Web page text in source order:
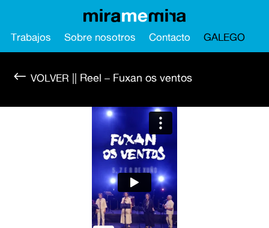
Trabajos Sobre nosotros Contacto GALEGO
# || Reel – Fuxan os ventos